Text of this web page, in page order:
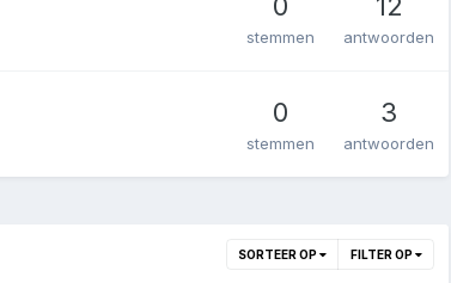
stemmen antwoorden
0
stemmen
3
antwoorden
SORTEER OP FILTER OP